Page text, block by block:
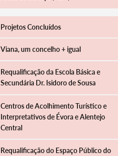
Termo de Pesquisa
Categorias gerais
Filtros
Projetos Concluídos
Viana, um concelho + igual
Requalificação da Escola Básica e
Secundária Dr. Isidoro de Sousa
Centros de Acolhimento Turístico e
Interpretativos de Évora e Alentejo
Central
Requalificação do Espaço Público do